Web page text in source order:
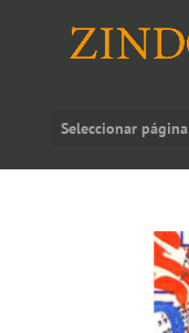
Seleccionar página